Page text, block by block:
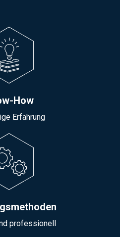
How
Erfahrung
professionell